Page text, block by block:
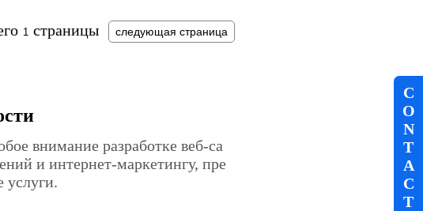
страницы следующая страница
внимание разработке веб-са
и интернет-маркетингу, пре
услуги.
C
O
N
T
A
C
T